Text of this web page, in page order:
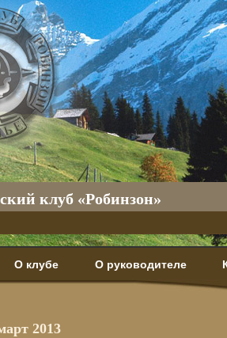
клуб «Робинзон»
О клубе О руководителе
2013